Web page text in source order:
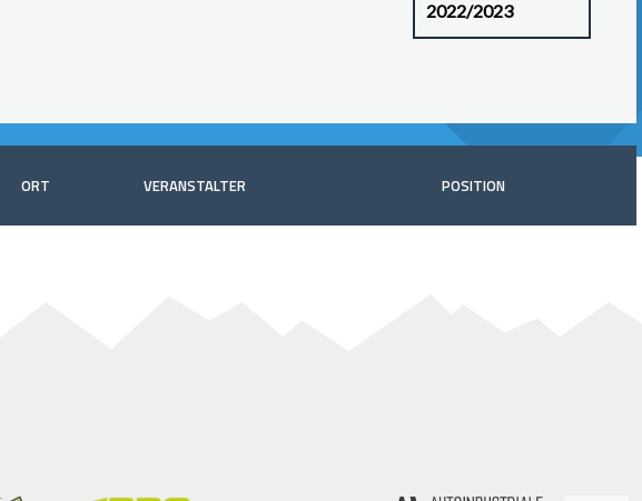
ORT VERANSTALTER POSITION